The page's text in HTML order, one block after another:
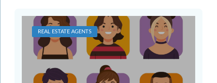
REAL ESTATE AGENTS